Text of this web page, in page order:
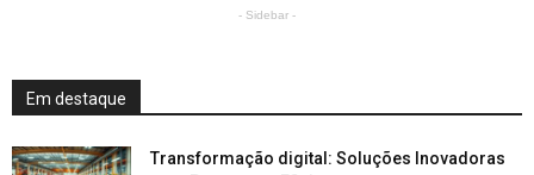
- Sidebar -
Em destaque
Transformação digital: Soluções Inovadoras